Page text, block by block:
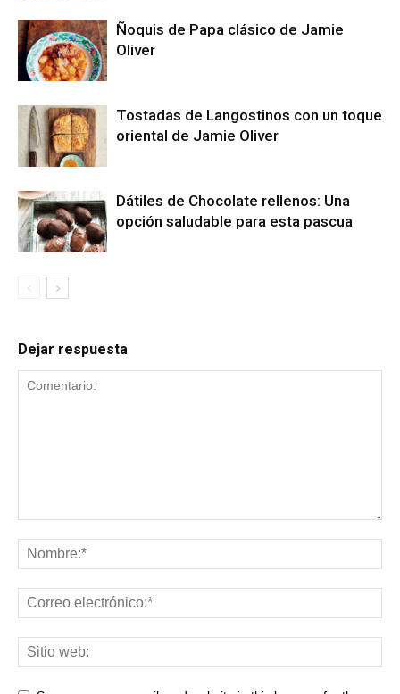
Ñoquis de Papa clásico de Jamie
Oliver
Tostadas de Langostinos con un toque
oriental de Jamie Oliver
Dátiles de Chocolate rellenos: Una
opción saludable para esta pascua
Dejar respuesta